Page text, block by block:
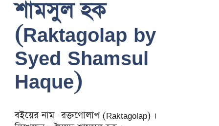
শামসুল হক
(Raktagolap by
Syed Shamsul
Haque)
বইয়ের নাম -রক্তগোলাপ (Raktagolap) ।